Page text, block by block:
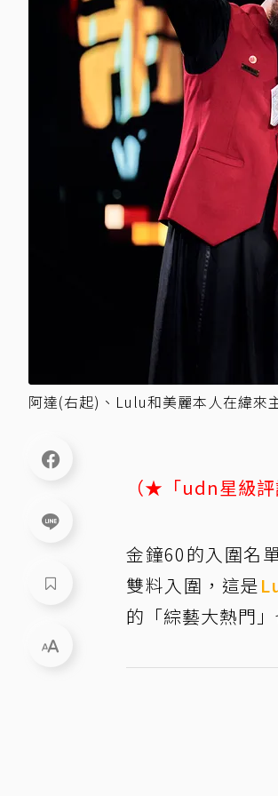
阿達(右起)、Lulu和美麗本人在緯來
（★「udn星級評
金鐘60的入圍名
雙料入圍，這是
的「綜藝大熱門